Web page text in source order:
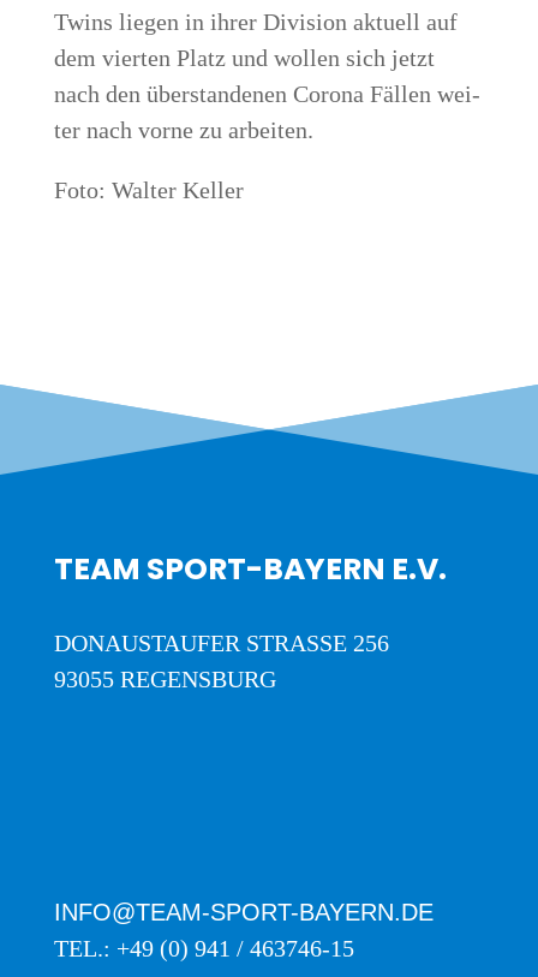
Twins lie­gen in ihrer Divi­si­on aktu­ell auf
dem vier­ten Platz und wol­len sich jetzt
nach den über­stan­de­nen Coro­na Fäl­len wei­
ter nach vor­ne zu arbeiten.
Foto: Wal­ter Keller
TEAM SPORT-BAYERN E.V.
DONAUSTAUFER STRASSE 256
93055 REGENSBURG
INFO@TEAM-SPORT-BAYERN.DE
TEL.: +49 (0) 941 / 463746-15